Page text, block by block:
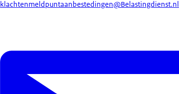
klachtenmeldpuntaanbestedingen@Belastingdienst.nl